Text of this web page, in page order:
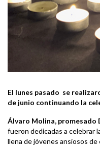
El lunes pasado se
de junio continuando la
Álvaro Molina, promesado
fueron dedicadas a celebrar
llena de jóvenes ansiosos